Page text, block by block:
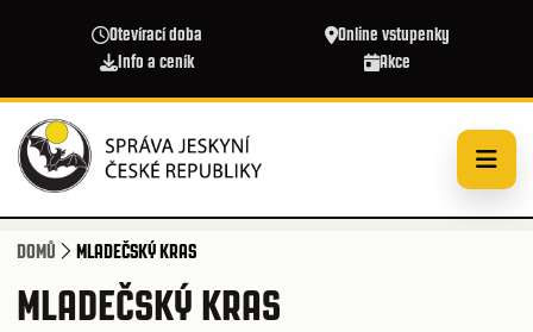
Otevírací doba
Online vstupenky
Info a ceník
Akce
DOMŮ MLADEČSKÝ KRAS
MLADEČSKÝ KRAS